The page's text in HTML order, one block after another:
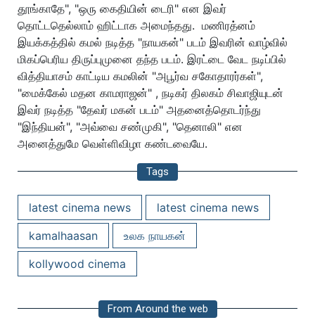
தூங்காதே", "ஒரு கைதியின் டைரி" என இவர்
தொட்டதெல்லாம் ஹிட்டாக அமைந்தது. மணிரத்னம்
இயக்கத்தில் கமல் நடித்த "நாயகன்" படம் இவரின் வாழ்வில்
மிகப்பெரிய திருப்புமுனை தந்த படம். இரட்டை வேட நடிப்பில்
வித்தியாசம் காட்டிய கமலின் "அபூர்வ சகோதாரர்கள்",
"மைக்கேல் மதன காமராஜன்" , நடிகர் திலகம் சிவாஜியுடன்
இவர் நடித்த "தேவர் மகன் படம்" அதனைத்தொடர்ந்து
"இந்தியன்", "அவ்வை சண்முகி", "தெனாலி" என
அனைத்துமே வெள்ளிவிழா கண்டவையே.
Tags
latest cinema news
latest cinema news
kamalhaasan
உலக நாயகன்
kollywood cinema
From Around the web